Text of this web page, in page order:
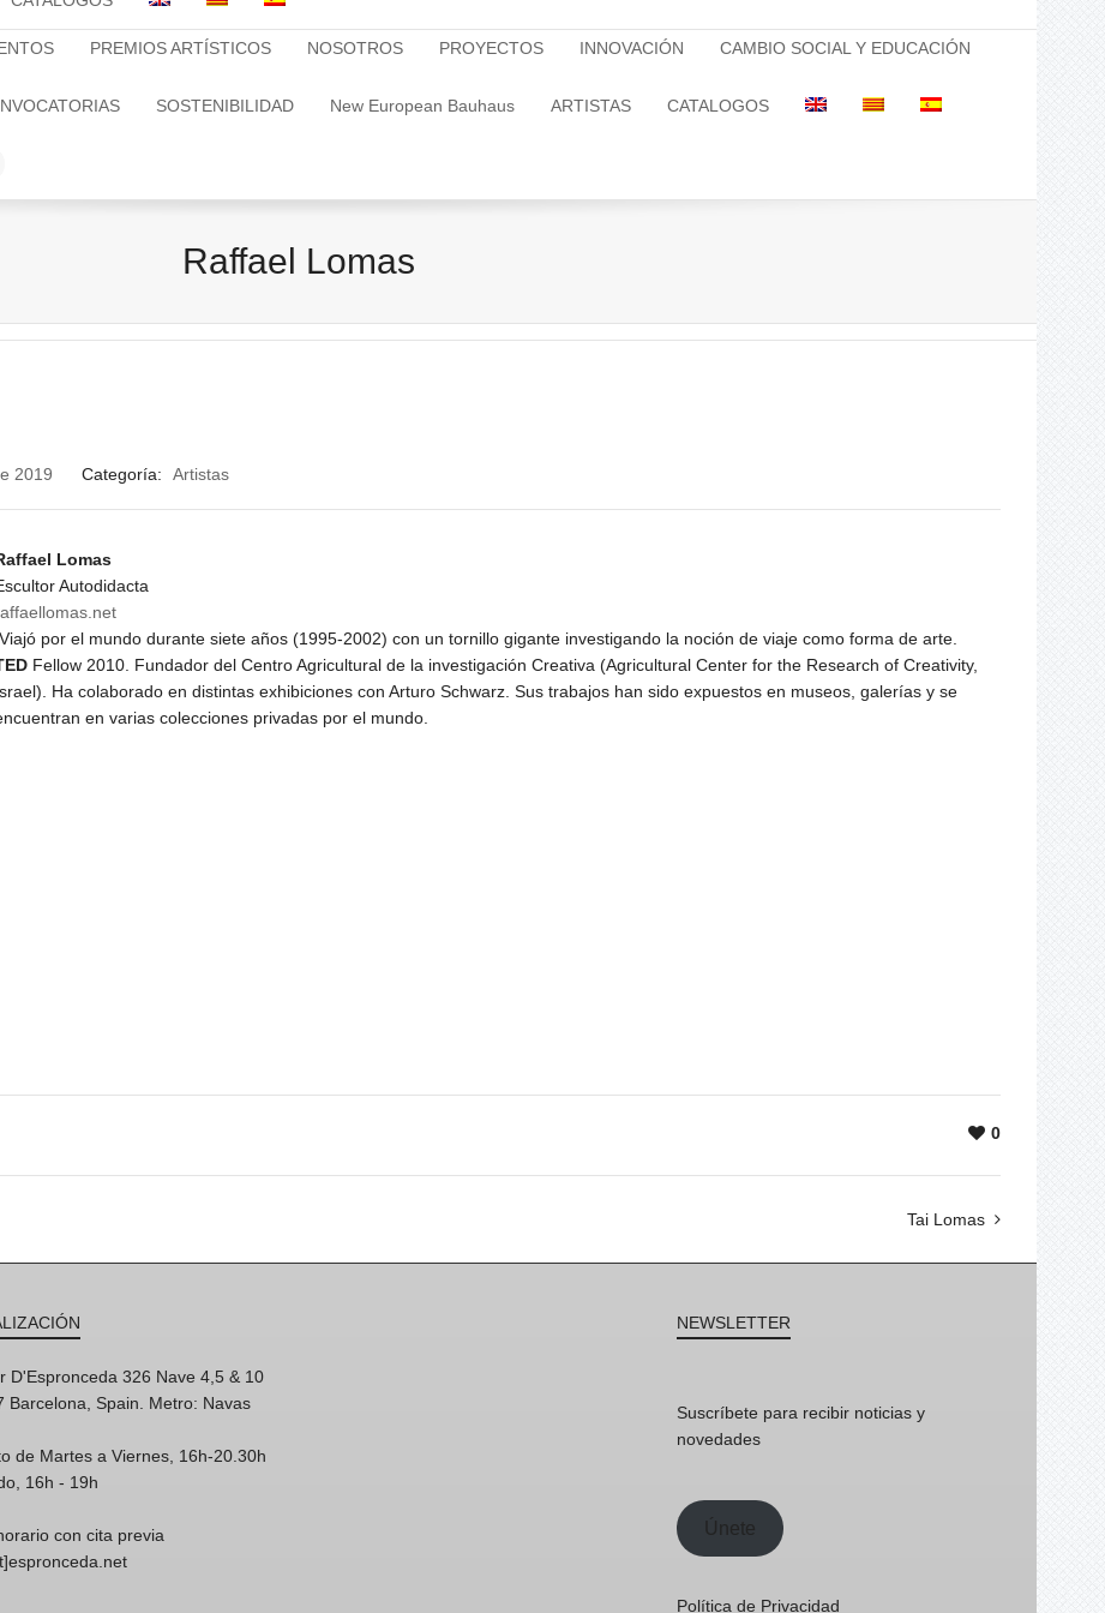
PREMIOS ARTÍSTICOS NOSOTROS PROYECTOS INNOVACIÓN CAMBIO SOCIAL Y EDUCACIÓN
SOSTENIBILIDAD New European Bauhaus ARTISTAS CATALOGOS
Raffael Lomas
2019 Categoría: Artistas
Lomas
Autodidacta
Viajó por el mundo durante siete años (1995-2002) con un tornillo gigante investigando la noción de viaje como forma de arte.
Fellow 2010. Fundador del Centro Agricultural de la investigación Creativa (Agricultural Center for the Research of Creativity,
Ha colaborado en distintas exhibiciones con Arturo Schwarz. Sus trabajos han sido expuestos en museos, galerías y se
en varias colecciones privadas por el mundo.
0
Tai Lomas
D'Espronceda 326 Nave 4,5 & 10
Barcelona, Spain. Metro: Navas
de Martes a Viernes, 16h-20.30h
16h - 19h
con cita previa
NEWSLETTER
Suscríbete para recibir noticias y
novedades
Únete
Política de Privacidad